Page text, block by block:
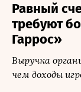
Равный
требуют
Гаррос»
Выручка
чем доходы